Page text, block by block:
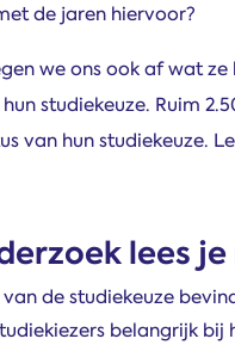
de jaren hiervoor?
we ons ook af wat
studiekeuze. Ruim
van hun studiekeuze.
lees
de studiekeuze
belangrijk bij